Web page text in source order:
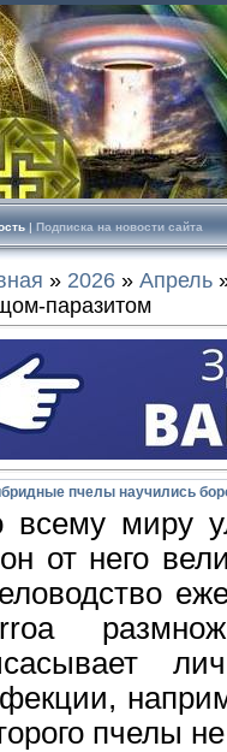
| Подписка на новости сайта
» 2026 » Апрель
паразитом
пчелы научились
всему миру
от него
пчелы